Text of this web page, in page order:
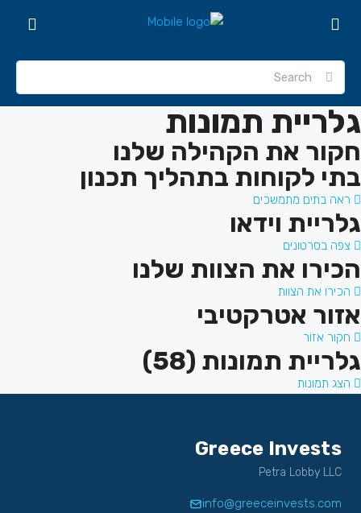
גלריית תמונות
חקור את הקהילה שלנו
בתי לקוחות בתהליך תכנון
ראה בתים מתמשכים
גלריית וידאו
צפה בסרטונים
הכירו את הצוות שלנו
הכירו את הצוות
אזור אטרקטיבי
חקור אזור
גלריית תמונות (58)
הצג תמונות
Greece Invests
Petra Lobby LLC
info@greeceinvests.com